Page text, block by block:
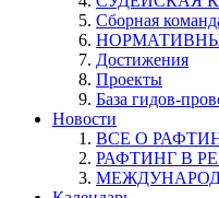
Сборная
Достижения
Проекты
База гидов-
Новости
ВСЕ О
РАФТИНГ В